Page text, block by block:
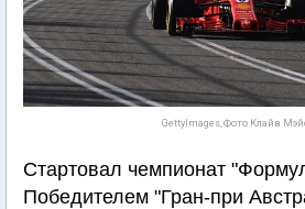
GettyImages, Фото Клайв
Стартовал чемпионат
Победителем "Гран-при